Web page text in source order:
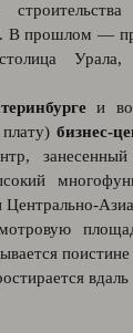
В прошлом —
Урала,
и
плату)бизнес-